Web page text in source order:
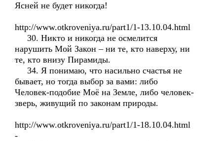
Ясней не будет никогда!
http://www.otkroveniya.ru/part1/1-13.10.04.html
30. Никто и никогда не осмелится
нарушить Мой Закон – ни те, кто наверху, ни
те, кто внизу Пирамиды.
34. Я понимаю, что насильно счастья не
бывает, но тогда выбор за вами: либо
Человек-подобие Моё на Земле, либо человек-
зверь, живущий по законам природы.
http://www.otkroveniya.ru/part1/1-18.10.04.html
-